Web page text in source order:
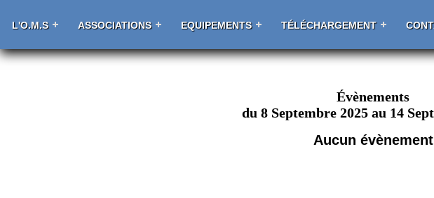
L'O.M.S ASSOCIATIONS EQUIPEMENTS TÉLÉCHARGEMENT
Évènements
du 8 Septembre 2025 au 14
Aucun évènement